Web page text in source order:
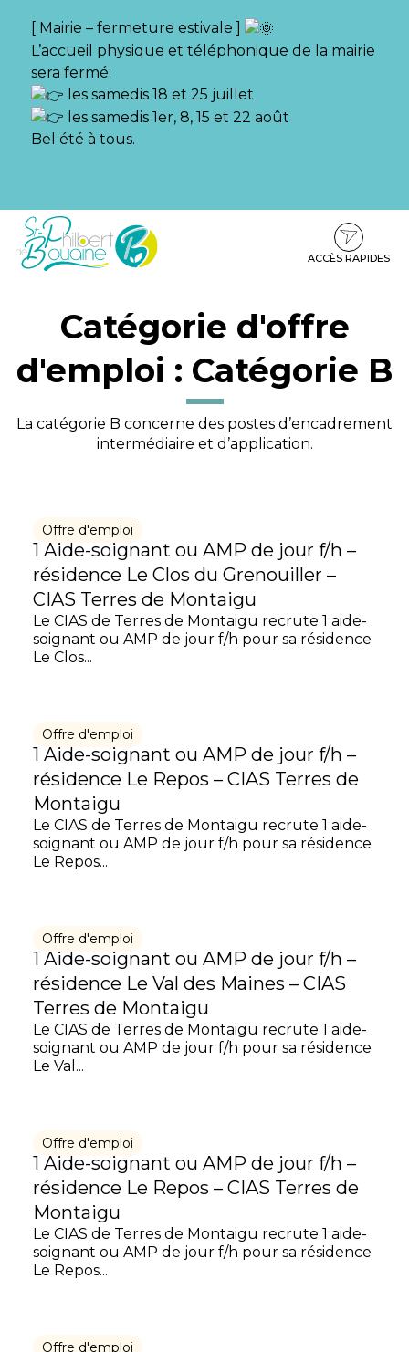
[ Mairie – fermeture estivale ]
L’accueil physique et téléphonique de la mairie
sera fermé:
les samedis 18 et 25 juillet
les samedis 1er, 8, 15 et 22 août
Bel été à tous.
Aller
Aller
contenu
Aller
pied
ACCÈS RAPIDES
Catégorie d'offre
d'emploi : Catégorie B
La catégorie B concerne des postes d’encadrement
intermédiaire et d’application.
Offre d'emploi
1 Aide-soignant ou AMP de jour f/h –
résidence Le Clos du Grenouiller –
CIAS Terres de Montaigu
Le CIAS de Terres de Montaigu recrute 1 aide-
soignant ou AMP de jour f/h pour sa résidence
Le Clos...
Offre d'emploi
1 Aide-soignant ou AMP de jour f/h –
résidence Le Repos – CIAS Terres de
Montaigu
Le CIAS de Terres de Montaigu recrute 1 aide-
soignant ou AMP de jour f/h pour sa résidence
Le Repos...
Offre d'emploi
1 Aide-soignant ou AMP de jour f/h –
résidence Le Val des Maines – CIAS
Terres de Montaigu
Le CIAS de Terres de Montaigu recrute 1 aide-
soignant ou AMP de jour f/h pour sa résidence
Le Val...
Offre d'emploi
1 Aide-soignant ou AMP de jour f/h –
résidence Le Repos – CIAS Terres de
Montaigu
Le CIAS de Terres de Montaigu recrute 1 aide-
soignant ou AMP de jour f/h pour sa résidence
Le Repos...
Offre d'emploi